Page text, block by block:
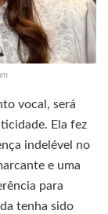
vocal, será
Ela fez
indelével no
e uma
para
tenha sido